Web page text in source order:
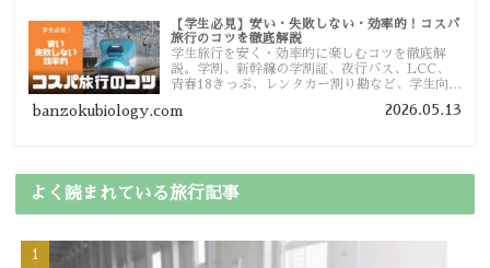
【学生必見】安い・失敗しない・効率的！コスパ
旅行のコツを徹底解説
学生旅行を安く・効率的に楽しむコツを徹底解
説。学割、新幹線の学割証、夜行バス、LCC、
青春18きっぷ、レンタカー割り勘など、学生向け
banzokubiology.com 2026.05.13
よく読まれている旅行記事